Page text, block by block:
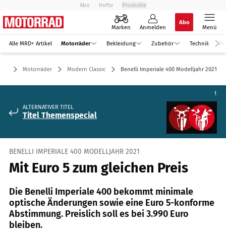
Abo Hefte Produkte
Marken Anmelden
Abo
Menü
Alle MRD+ Artikel Motorräder Bekleidung Zubehör Technik
Motorräder Modern Classic Benelli Imperiale 400 Modelljahr 2021
ALTERNATIVER TITEL
Titel Themenspecial
1
BENELLI IMPERIALE 400 MODELLJAHR 2021
Mit Euro 5 zum gleichen Preis
Die Benelli Imperiale 400 bekommt minimale
optische Änderungen sowie eine Euro 5-konforme
Abstimmung. Preislich soll es bei 3.990 Euro
bleiben.